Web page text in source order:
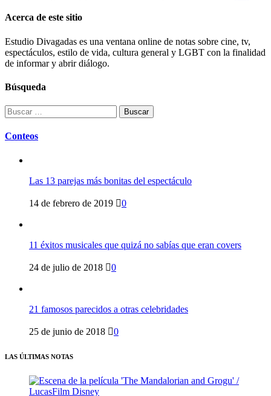
Acerca de este sitio
Estudio Divagadas es una ventana online de notas sobre cine, tv,
espectáculos, estilo de vida, cultura general y LGBT con la finalidad
de informar y abrir diálogo.
Búsqueda
Buscar:
Conteos
Las 13 parejas más bonitas del espectáculo
14 de febrero de 2019 0
11 éxitos musicales que quizá no sabías que eran covers
24 de julio de 2018 0
21 famosos parecidos a otras celebridades
25 de junio de 2018 0
LAS ÚLTIMAS NOTAS